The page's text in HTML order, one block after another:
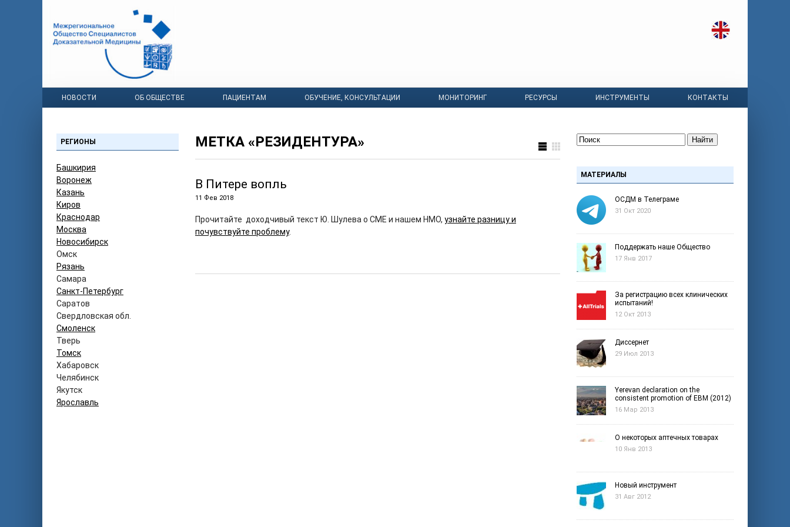
НОВОСТИ ОБ ОБЩЕСТВЕ ПАЦИЕНТАМ ОБУЧЕНИЕ, КОНСУЛЬТАЦИИ МОНИТОРИНГ РЕСУРСЫ ИНСТРУМЕНТЫ КОНТАКТЫ
РЕГИОНЫ
Башкирия
Воронеж
Казань
Киров
Краснодар
Москва
Новосибирск
Омск
Рязань
Самара
Санкт-Петербург
Саратов
Свердловская обл.
Смоленск
Тверь
Томск
Хабаровск
Челябинск
Якутск
Ярославль
МЕТКА «РЕЗИДЕНТУРА»
В Питере вопль
11 Фев 2018
Прочитайте доходчивый текст Ю. Шулева о CME и нашем НМО, узнайте разницу и
почувствуйте проблему.
Найти
МАТЕРИАЛЫ
ОСДМ в Телеграме
31 Окт 2020
Поддержать наше Общество
17 Янв 2017
За регистрацию всех клинических
испытаний!
12 Окт 2013
Диссернет
29 Июл 2013
Yerevan declaration on the
consistent promotion of EBM (2012)
16 Мар 2013
О некоторых аптечных товарах
10 Янв 2013
Новый инструмент
31 Авг 2012